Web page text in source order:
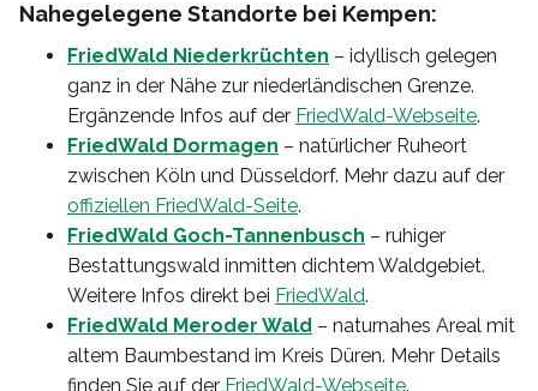
Nahegelegene Standorte bei Kempen:
FriedWald Niederkrüchten – idyllisch gelegen
ganz in der Nähe zur niederländischen Grenze.
Ergänzende Infos auf der FriedWald-Webseite.
FriedWald Dormagen – natürlicher Ruheort
zwischen Köln und Düsseldorf. Mehr dazu auf der
offiziellen FriedWald-Seite.
FriedWald Goch-Tannenbusch – ruhiger
Bestattungswald inmitten dichtem Waldgebiet.
Weitere Infos direkt bei FriedWald.
FriedWald Meroder Wald – naturnahes Areal mit
altem Baumbestand im Kreis Düren. Mehr Details
finden Sie auf der FriedWald-Webseite.